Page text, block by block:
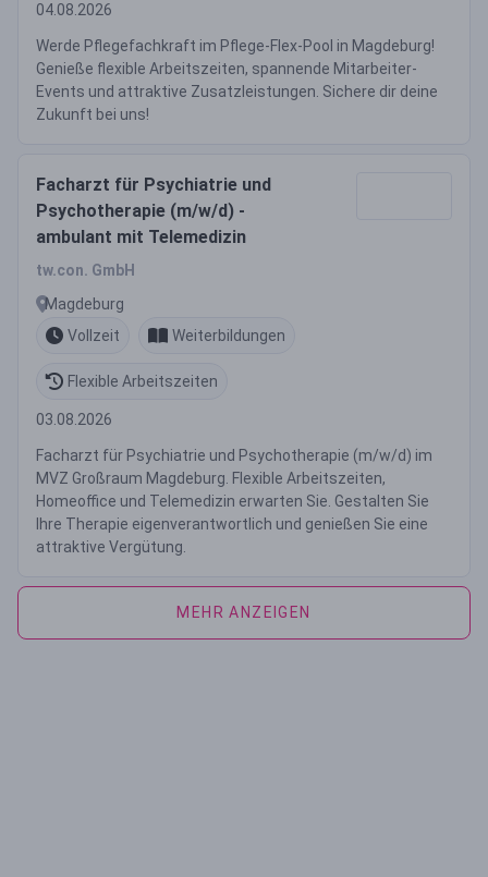
04.08.2026
Werde Pflegefachkraft im Pflege-Flex-Pool in Magdeburg!
Genieße flexible Arbeitszeiten, spannende Mitarbeiter-
Events und attraktive Zusatzleistungen. Sichere dir deine
Zukunft bei uns!
Facharzt für Psychiatrie und
Psychotherapie (m/w/d) -
ambulant mit Telemedizin
tw.con. GmbH
Magdeburg
Vollzeit
Weiterbildungen
Flexible Arbeitszeiten
03.08.2026
Facharzt für Psychiatrie und Psychotherapie (m/w/d) im
MVZ Großraum Magdeburg. Flexible Arbeitszeiten,
Homeoffice und Telemedizin erwarten Sie. Gestalten Sie
Ihre Therapie eigenverantwortlich und genießen Sie eine
attraktive Vergütung.
MEHR ANZEIGEN